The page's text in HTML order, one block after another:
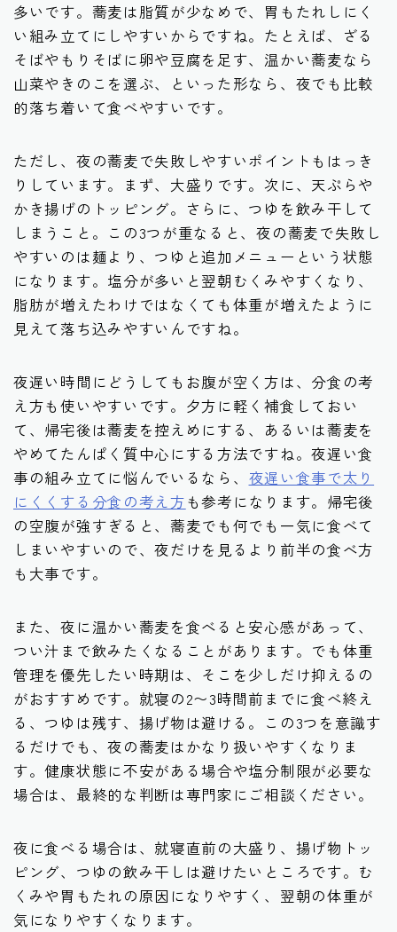
多いです。蕎麦は脂質が少なめで、胃もたれしにく
い組み立てにしやすいからですね。たとえば、ざる
そばやもりそばに卵や豆腐を足す、温かい蕎麦なら
山菜やきのこを選ぶ、といった形なら、夜でも比較
的落ち着いて食べやすいです。
ただし、夜の蕎麦で失敗しやすいポイントもはっき
りしています。まず、大盛りです。次に、天ぷらや
かき揚げのトッピング。さらに、つゆを飲み干して
しまうこと。この3つが重なると、夜の蕎麦で失敗し
やすいのは麺より、つゆと追加メニューという状態
になります。塩分が多いと翌朝むくみやすくなり、
脂肪が増えたわけではなくても体重が増えたように
見えて落ち込みやすいんですね。
夜遅い時間にどうしてもお腹が空く方は、分食の考
え方も使いやすいです。夕方に軽く補食しておい
て、帰宅後は蕎麦を控えめにする、あるいは蕎麦を
やめてたんぱく質中心にする方法ですね。夜遅い食
事の組み立てに悩んでいるなら、 夜遅い食事で太り
にくくする分食の考え方も参考になります。帰宅後
の空腹が強すぎると、蕎麦でも何でも一気に食べて
しまいやすいので、夜だけを見るより前半の食べ方
も大事です。
また、夜に温かい蕎麦を食べると安心感があって、
つい汁まで飲みたくなることがあります。でも体重
管理を優先したい時期は、そこを少しだけ抑えるの
がおすすめです。就寝の2〜3時間前までに食べ終え
る、つゆは残す、揚げ物は避ける。この3つを意識す
るだけでも、夜の蕎麦はかなり扱いやすくなりま
す。健康状態に不安がある場合や塩分制限が必要な
場合は、最終的な判断は専門家にご相談ください。
夜に食べる場合は、就寝直前の大盛り、揚げ物トッ
ピング、つゆの飲み干しは避けたいところです。む
くみや胃もたれの原因になりやすく、翌朝の体重が
気になりやすくなります。